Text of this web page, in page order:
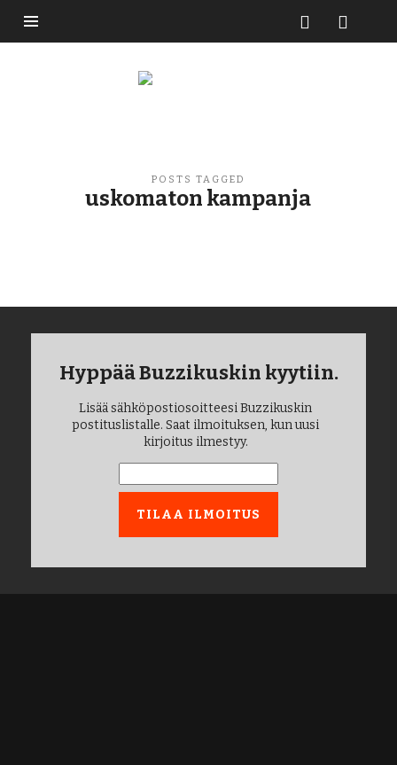
Buzzikuski
POSTS TAGGED
uskomaton kampanja
Hyppää Buzzikuskin kyytiin.
Lisää sähköpostiosoitteesi Buzzikuskin
postituslistalle. Saat ilmoituksen, kun uusi
kirjoitus ilmestyy.